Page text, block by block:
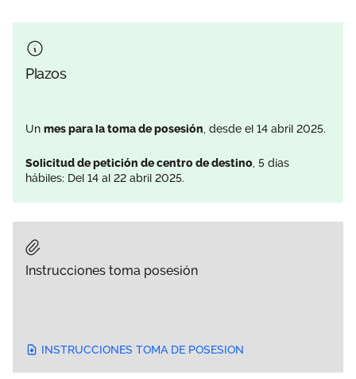
Plazos
Un mes para la toma de posesión , desde el 14 abril 2025.
Solicitud de petición de centro de destino , 5 días
hábiles: Del 14 al 22 abril 2025.
Instrucciones toma posesión
INSTRUCCIONES TOMA DE POSESION